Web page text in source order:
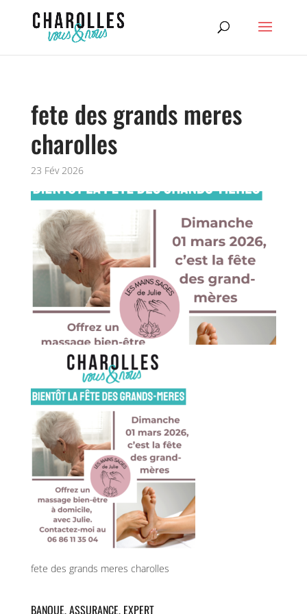
fete des grands meres
charolles
23 Fév 2026
fete des grands meres charolles
BANQUE, ASSURANCE, EXPERT